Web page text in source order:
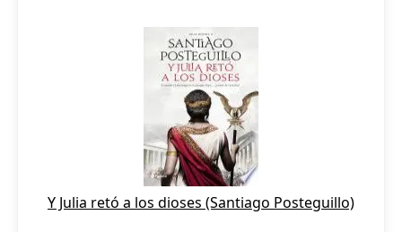
Y Julia retó a los dioses (Santiago Posteguillo)